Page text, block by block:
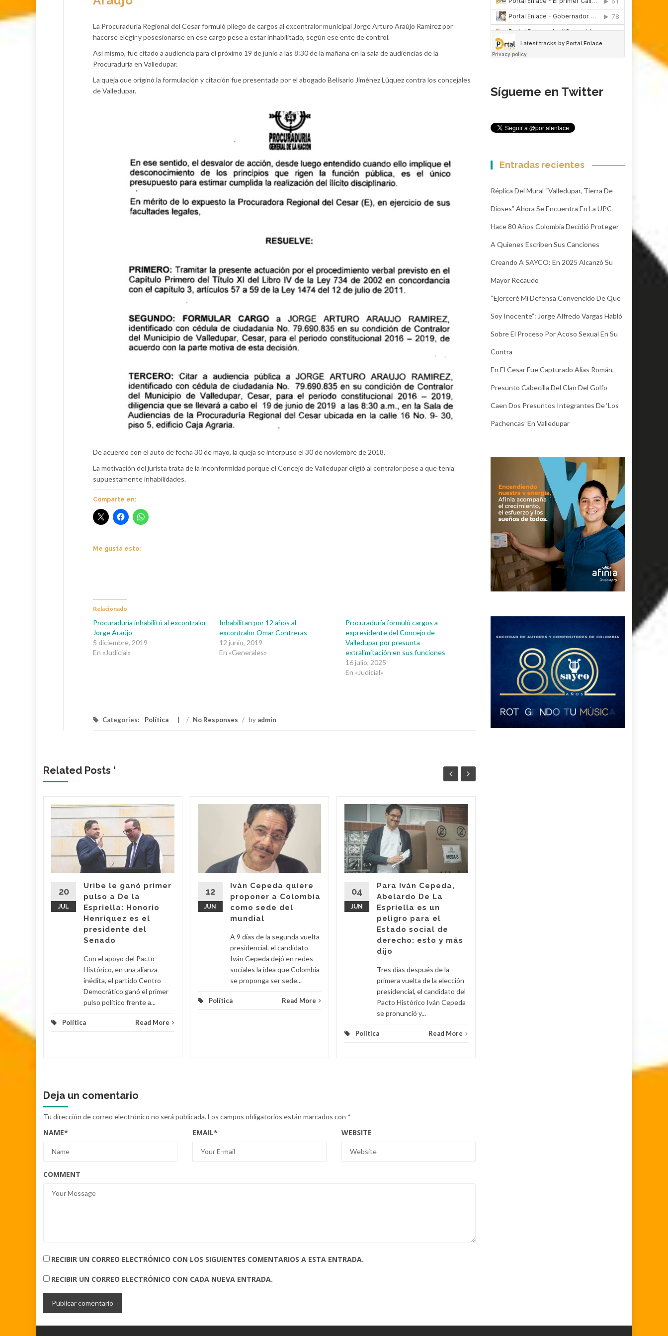
La Procuraduría Regional del Cesar formuló pliego de cargos al excontralor municipal Jorge Arturo Araújo Ramírez por
hacerse elegir y posesionarse en ese cargo pese a estar inhabilitado, según ese ente de control.
Así mismo, fue citado a audiencia para el próximo 19 de junio a las 8:30 de la mañana en la sala de audiencias de la
Procuraduría en Valledupar.
La queja que originó la formulación y citación fue presentada por el abogado Belisario Jiménez Lúquez contra los concejales
de Valledupar.
De acuerdo con el auto de fecha 30 de mayo, la queja se interpuso el 30 de noviembre de 2018.
La motivación del jurista trata de la inconformidad porque el Concejo de Valledupar eligió al contralor pese a que tenía
supuestamente inhabilidades.
Comparte en:
Me gusta esto:
Relacionado
Procuraduría inhabilitó al excontralor
Jorge Araújo
5 diciembre, 2019
En «Judicial»
Inhabilitan por 12 años al
excontralor Omar Contreras
12 junio, 2019
En «Generales»
Procuraduría formuló cargos a
expresidente del Concejo de
Valledupar por presunta
extralimitación en sus funciones
16 julio, 2025
En «Judicial»
Categories: Política / No Responses / by admin
Related Posts '
20
JUL
Uribe le ganó primer
pulso a De la
Espriella: Honorio
Henríquez es el
presidente del
Senado
Con el apoyo del Pacto
Histórico, en una alianza
inédita, el partido Centro
Democrático ganó el primer
pulso político frente a...
Política Read More
12
JUN
Iván Cepeda quiere
proponer a Colombia
como sede del
mundial
A 9 días de la segunda vuelta
presidencial, el candidato
Iván Cepeda dejó en redes
sociales la idea que Colombia
se proponga ser sede...
Política Read More
04
JUN
Para Iván Cepeda,
Abelardo De La
Espriella es un
peligro para el
Estado social de
derecho: esto y más
dijo
Tres días después de la
primera vuelta de la elección
presidencial, el candidato del
Pacto Histórico Iván Cepeda
se pronunció y...
Política Read More
Deja un comentario
Tu dirección de correo electrónico no será publicada.Los campos obligatorios están marcados con *
NAME* EMAIL* WEBSITE
COMMENT
RECIBIR UN CORREO ELECTRÓNICO CON LOS SIGUIENTES COMENTARIOS A ESTA ENTRADA.
RECIBIR UN CORREO ELECTRÓNICO CON CADA NUEVA ENTRADA.
Sígueme en Twitter
Entradas recientes
Réplica Del Mural “Valledupar, Tierra De
Dioses” Ahora Se Encuentra En La UPC
Hace 80 Años Colombia Decidió Proteger
A Quienes Escriben Sus Canciones
Creando A SAYCO: En 2025 Alcanzó Su
Mayor Recaudo
“Ejerceré Mi Defensa Convencido De Que
Soy Inocente”: Jorge Alfredo Vargas Habló
Sobre El Proceso Por Acoso Sexual En Su
Contra
En El Cesar Fue Capturado Alias Román,
Presunto Cabecilla Del Clan Del Golfo
Caen Dos Presuntos Integrantes De ‘Los
Pachencas’ En Valledupar